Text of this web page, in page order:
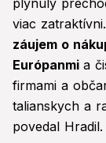
plynulý
viac
záujem o
Európanmi a
firmami a
talianskych a
povedal Hradil.